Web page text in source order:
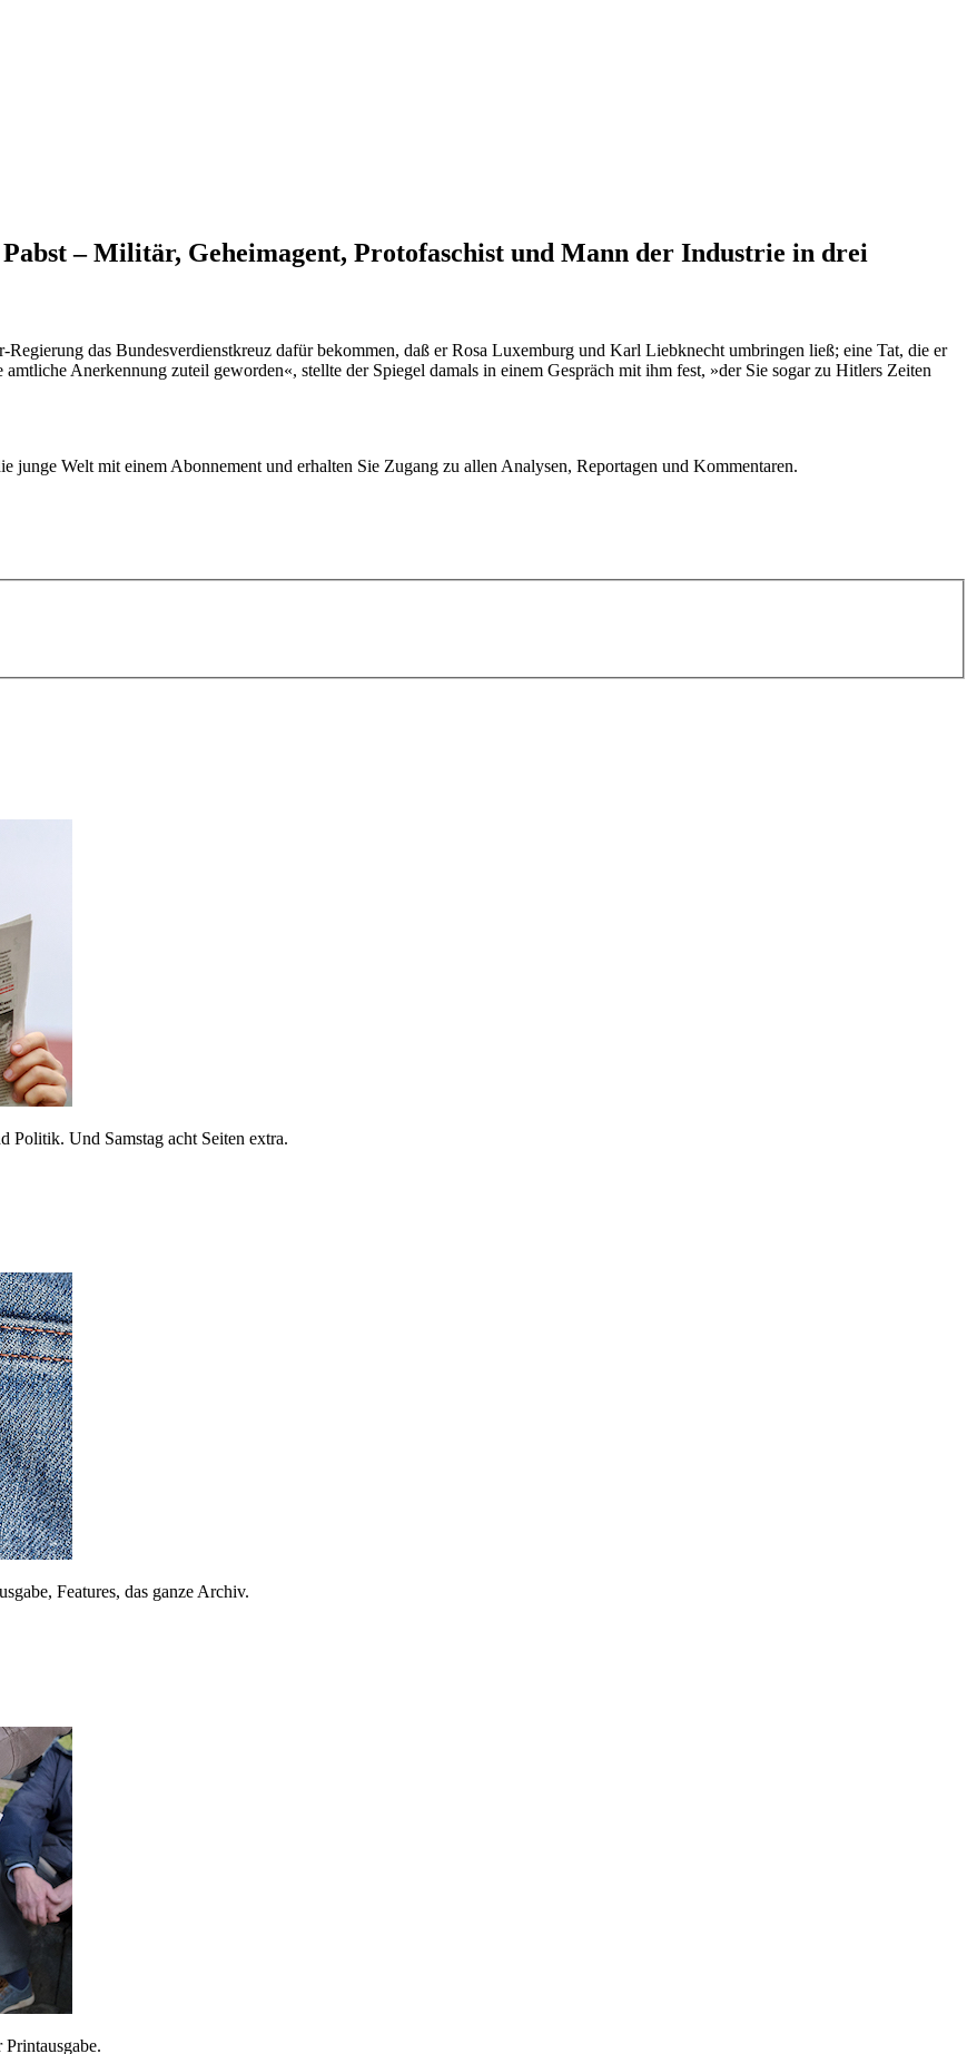
– Militär, Geheimagent, Protofaschist und Mann der Industrie in drei
das Bundesverdienstkreuz dafür bekommen, daß er Rosa Luxemburg und Karl Liebknecht umbringen ließ; eine Tat, die er
Anerkennung zuteil geworden«, stellte der Spiegel damals in einem Gespräch mit ihm fest, »der Sie sogar zu Hitlers Zeiten
junge Welt mit einem Abonnement und erhalten Sie Zugang zu allen Analysen, Reportagen und Kommentaren.
Politik. Und Samstag acht Seiten extra.
Features, das ganze Archiv.